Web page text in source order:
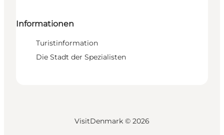
Informationen
Turistinformation
Die Stadt der Spezialisten
VisitDenmark © 2026